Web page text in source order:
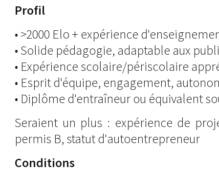
Profil
• >2000 Elo + expérience
• Solide pédagogie, adaptable aux
• Expérience scolaire/périscolaire
• Esprit d'équipe, engagement,
• Diplôme d'entraîneur ou équivalent
Seraient un plus : expérience de
permis B, statut d'autoentrepreneur
Conditions